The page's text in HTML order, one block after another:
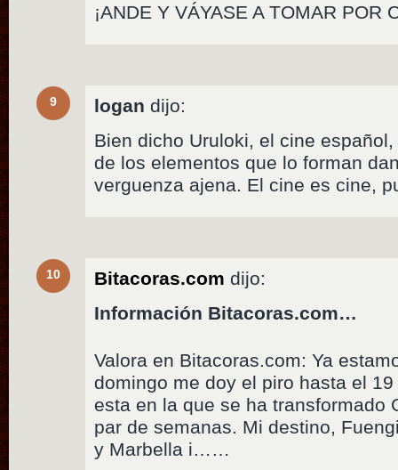
¡ANDE Y VÁYASE A TOMAR POR
9 logan dijo:
Bien dicho Uruloki, el cine
de los elementos que lo forman
verguenza ajena. El cine es cine,
10 Bitacoras.com dijo:
Información Bitacoras.com…
Valora en Bitacoras.com: Ya
domingo me doy el piro hasta el
esta en la que se ha transformado
par de semanas. Mi destino,
y Marbella i……